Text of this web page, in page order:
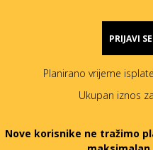
PRIJAVI
Planirano vrijeme isplate
Ukupan iznos
Nove korisnike ne tražimo